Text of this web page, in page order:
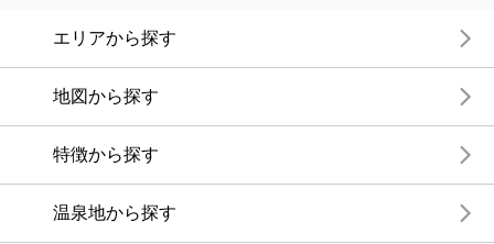
エリアから探す
地図から探す
特徴から探す
温泉地から探す